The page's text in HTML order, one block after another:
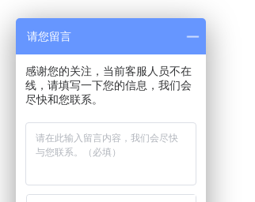
请您留言
感谢您的关注，当前客服人员不在
线，请填写一下您的信息，我们会
尽快和您联系。